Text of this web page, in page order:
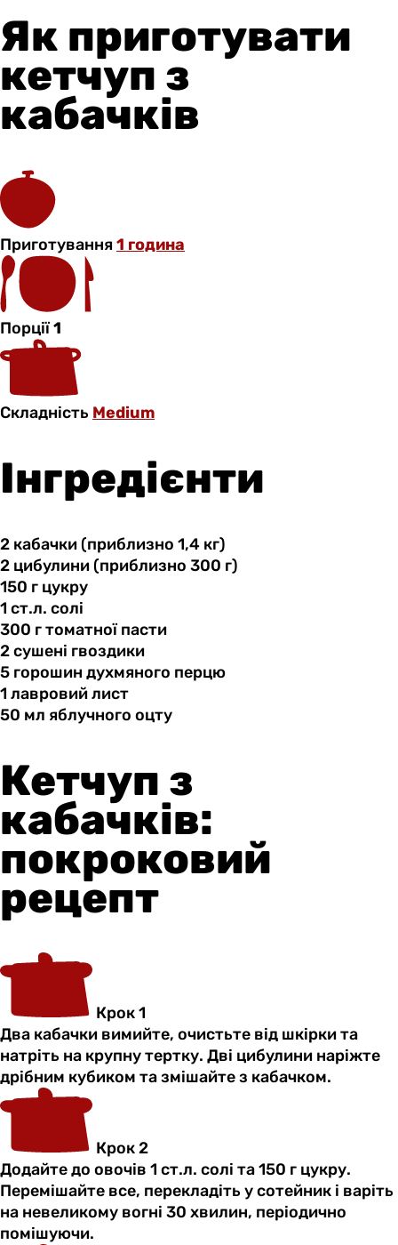
Як приготувати
кетчуп з
кабачків
Приготування1 година
Порції1
Складність Medium
Інгредієнти
2 кабачки(приблизно 1,4 кг)
2 цибулини(приблизно 300 г)
150 г цукру
1 ст.л. солі
300 гтоматноїпасти
2 сушені гвоздики
5 горошин духмяного перцю
1 лавровийлист
50 мл яблучного оцту
Кетчуп з
кабачків:
покроковий
рецепт
Крок 1
Два кабачки вимийте, очистьте від шкірки та
натріть на крупну тертку. Дві цибулини наріжте
дрібним кубиком та змішайте з кабачком.
Крок 2
Додайте до овочів 1 ст.л. солі та 150 г цукру.
Перемішайте все, перекладіть у сотейник і варіть
на невеликому вогні 30 хвилин, періодично
помішуючи.